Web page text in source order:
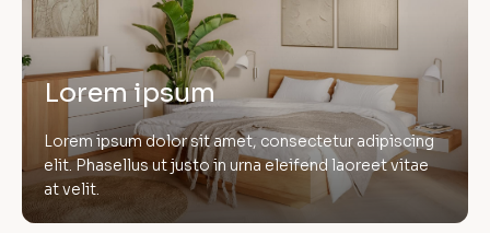
Lorem ipsum
Lorem ipsum dolor sit amet, consectetur adipiscing
elit. Phasellus ut justo in urna eleifend laoreet vitae
at velit.